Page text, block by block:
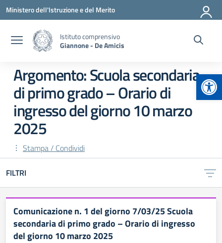
Vai ai contenuti
Vai al menu di navigazione
Vai al footer
Ministero dell'Istruzione e del Merito
Istituto comprensivo
Giannone - De Amicis
Argomento: Scuola secondaria
di primo grado – Orario di
ingresso del giorno 10 marzo
2025
Stampa / Condividi
FILTRI
Comunicazione n. 1 del giorno 7/03/25 Scuola
secondaria di primo grado – Orario di ingresso
del giorno 10 marzo 2025